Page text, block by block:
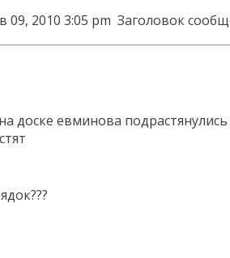
09, 2010 3:05 pm Заголовок
доске евминова